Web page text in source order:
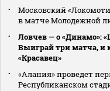
Московский
в матче Молодежной
Ловчев — о «Динамо»:
Выиграй три матча, и
«Красавец»
«Алания» проведет
Республиканском